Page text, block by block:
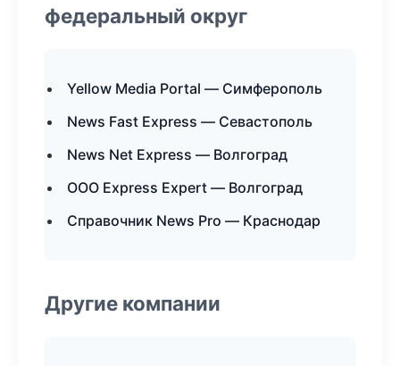
федеральный округ
Yellow Media Portal — Симферополь
News Fast Express — Севастополь
News Net Express — Волгоград
ООО Express Expert — Волгоград
Справочник News Pro — Краснодар
Другие компании